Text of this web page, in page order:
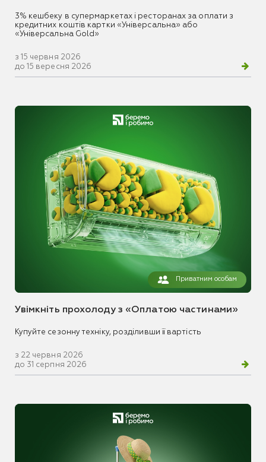
3% кешбеку в супермаркетах і ресторанах за оплати з
кредитних коштів картки «Універсальна» або
«Універсальна Gold»
з 15 червня 2026
до 15 вересня 2026
Приватним особам
Увімкніть прохолоду з «Оплатою частинами»
Купуйте сезонну техніку, розділивши її вартість
з 22 червня 2026
до 31 серпня 2026